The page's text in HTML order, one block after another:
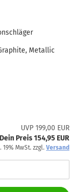
Metallic
UVP 199,00 EUR
Dein Preis 154,95 EUR
19% MwSt. zzgl. Versand